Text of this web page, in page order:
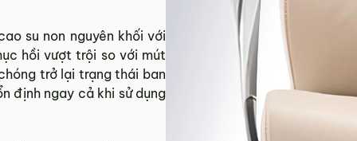
su non nguyên khối với
hồi vượt trội so với mút
trở lại trạng thái ban
định ngay cả khi sử dụng